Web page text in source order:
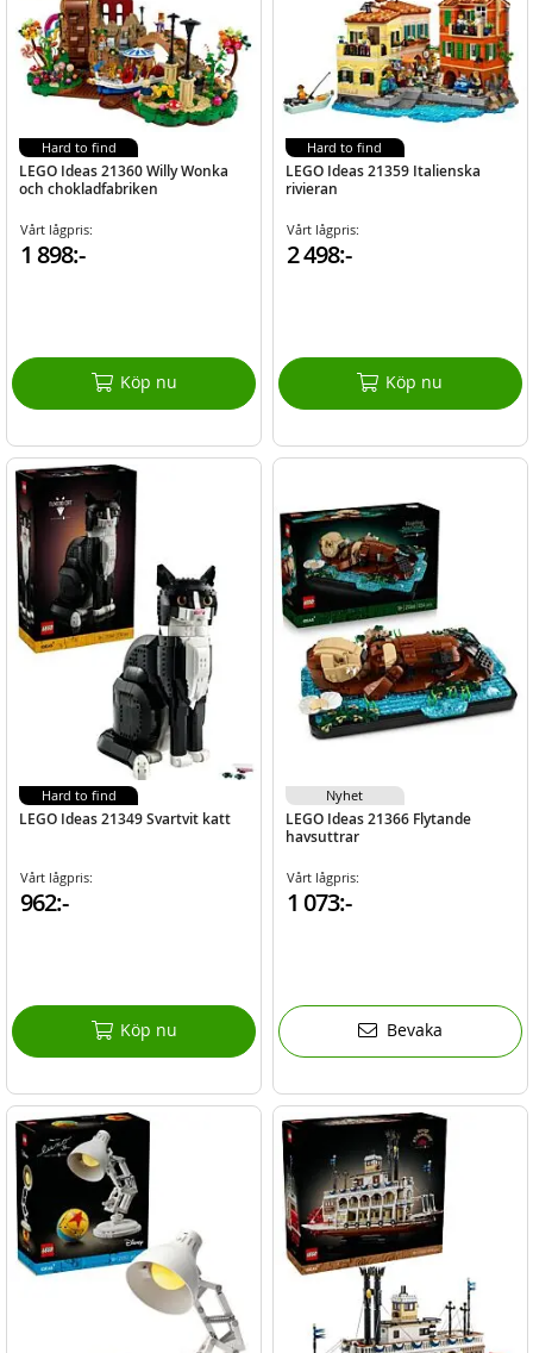
LEGO Ideas 21360 Willy Wonka
och chokladfabriken
Vårt lågpris:
1 898:-
Köp nu
Hard to find
LEGO Ideas 21359 Italienska
rivieran
Vårt lågpris:
2 498:-
Köp nu
Hard to find
LEGO Ideas 21349 Svartvit katt
Vårt lågpris:
962:-
Köp nu
Hard to find
LEGO Ideas 21366 Flytande
havsuttrar
Vårt lågpris:
1 073:-
Bevaka
Nyhet